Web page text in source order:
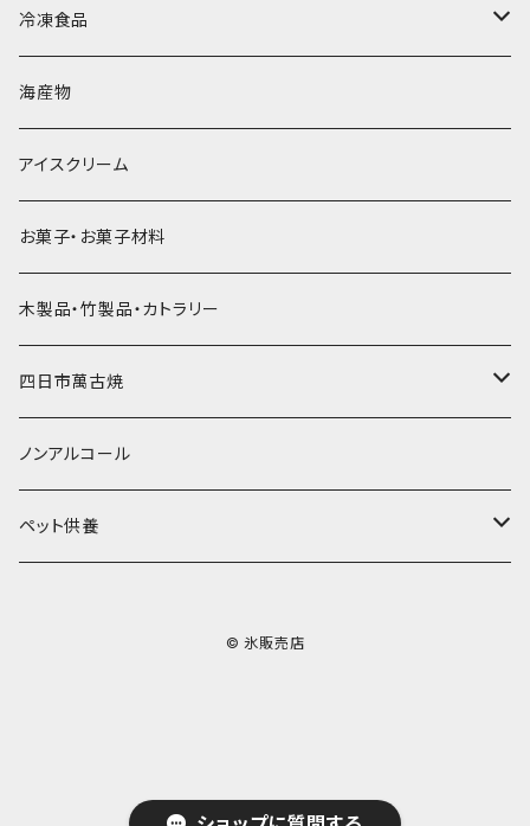
直径65mm
砕氷
氷河の氷
氷アイテム
無果汁1Lパック
無添加瓶シロップ
かき氷カップ
発泡スチロール無地-使い捨て
発泡スチロールプリント柄
かき氷スプーン・スプーンストロー
プラスチック・スプーン
プラスチック・スプーンストロー
コンデンスミルク・練乳・あんこ
かき氷セット
その他かき氷用品
ドライアイス4ｋｇ
ドライアイス5ｋｇ
ドライアイス8ｋｇ
ドライアイス10ｋｇ
ドライアイス15ｋｇ
ドライアイス20ｋｇ
ドライアイス25ｋｇ
オンザロック・グラス
ビール・グラス
タンブラー
かき氷器
冷凍食品
肉まん・あんまん
パスタ・スパゲッティ
惣菜
海産物
アイスクリーム
お菓子・お菓子材料
木製品・竹製品・カトラリー
四日市萬古焼
土鍋・土釜
一般土鍋
皿・椀・丼・小物
ノンアルコール
ペット供養
葬祭用ドライアイス
© 氷販売店